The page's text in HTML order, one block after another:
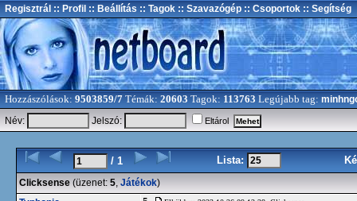
Regisztrál :: Profil :: Beállítás :: Tagok :: Szavazógép :: Csoportok :: Segítség
Hozzászólások: 9503859/7 Témák: 20603 Tagok: 113763 Legújabb tag:
Név:
Jelszó: Eltárol
/ 1 Lista:
Clicksense (üzenet: 5, Játékok)